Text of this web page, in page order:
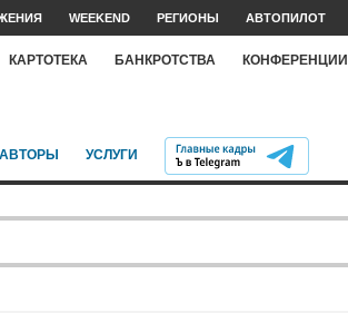
WEEKEND РЕГИОНЫ АВТОПИЛОТ
КАРТОТЕКА БАНКРОТСТВА КОНФЕРЕНЦИИ
АВТОРЫ УСЛУГИ